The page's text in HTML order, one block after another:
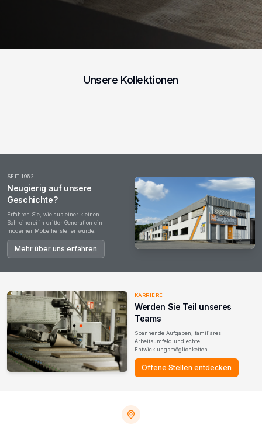
Unsere Kollektionen
SEIT 1962
Neugierig auf unsere
Geschichte?
Erfahren Sie, wie aus einer kleinen
Schreinerei in dritter Generation ein
moderner Möbelhersteller wurde.
Mehr über uns erfahren
KARRIERE
Werden Sie Teil unseres
Teams
Spannende Aufgaben, familiäres
Arbeitsumfeld und echte
Entwicklungsmöglichkeiten.
Offene Stellen entdecken